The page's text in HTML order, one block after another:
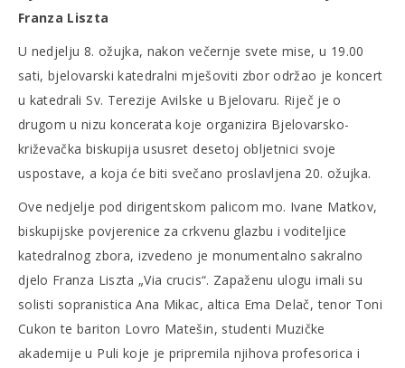
Franza Liszta
U nedjelju 8. ožujka, nakon večernje svete mise, u 19.00
sati, bjelovarski katedralni mješoviti zbor održao je koncert
u katedrali Sv. Terezije Avilske u Bjelovaru. Riječ je o
drugom u nizu koncerata koje organizira Bjelovarsko-
križevačka biskupija ususret desetoj obljetnici svoje
uspostave, a koja će biti svečano proslavljena 20. ožujka.
Ove nedjelje pod dirigentskom palicom mo. Ivane Matkov,
biskupijske povjerenice za crkvenu glazbu i voditeljice
katedralnog zbora, izvedeno je monumentalno sakralno
djelo Franza Liszta „Via crucis“. Zapaženu ulogu imali su
solisti sopranistica Ana Mikac, altica Ema Delač, tenor Toni
Cukon te bariton Lovro Matešin, studenti Muzičke
akademije u Puli koje je pripremila njihova profesorica i